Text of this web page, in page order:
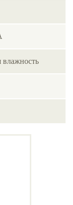
влажность